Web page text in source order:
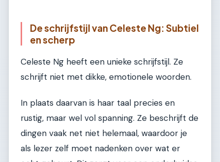
De schrijfstijl van Celeste Ng: Subtiel
en scherp
Celeste Ng heeft een unieke schrijfstijl. Ze
schrijft niet met dikke, emotionele woorden.
In plaats daarvan is haar taal precies en
rustig, maar wel vol spanning. Ze beschrijft de
dingen vaak net niet helemaal, waardoor je
als lezer zelf moet nadenken over wat er